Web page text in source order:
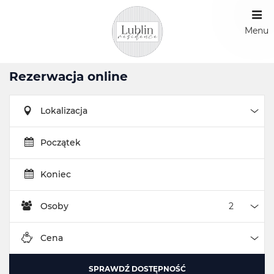
Menu
Rezerwacja online
Lokalizacja
Początek
Koniec
Osoby
Cena
SPRAWDŹ DOSTĘPNOŚĆ